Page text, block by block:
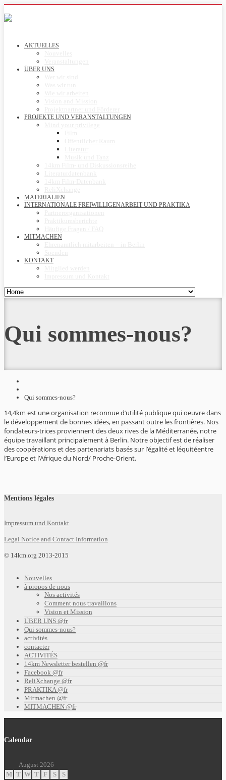
AKTUELLES
ÜBER UNS
PROJEKTE UND VERANSTALTUNGEN
MATERIALIEN
INTERNATIONALE FREIWILLIGENARBEIT UND PRAKTIKA
MITMACHEN
KONTAKT
Qui sommes-nous?
Qui sommes-nous?
14,4km est une organisation reconnue d’utilité publique qui oeuvre dans
le développement de bonnes idées, en passant outre les frontières. Nos
fondateurs-trices proviennent des deux rives de la Méditerranée, notre
équipe travaillant principalement à Berlin. Notre objectif est de réaliser
des coopérations et des partenariats basés sur l’égalité et léquitéentre
l’Europe et l’Afrique du Nord/ Proche-Orient.
Mentions légales
Impressum und Kontakt
Legal Notice and Contact Information
© 14km.org 2013-2015
Nouvelles
à propos de nous
Nos activités
Comment nous travaillons
Vision et Mission
ÜBER UNS @fr
Qui sommes-nous?
activités
contacter
ACTIVITÉS
14km Newsletter bestellen @fr
Facebook @fr
ReliXchange @fr
PRAKTIKA @fr
Mitmachen @fr
MITMACHEN @fr
Calendar
August 2026
M T W T F S
S